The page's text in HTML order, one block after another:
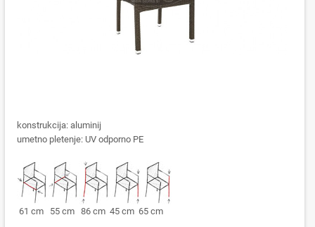
konstrukcija: aluminij
umetno pletenje: UV odporno PE
61 cm 55 cm 86 cm 45 cm 65 cm